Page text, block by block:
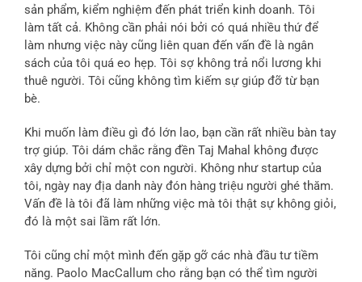
sản phẩm, kiểm nghiệm đến phát triển kinh doanh. Tôi
làm tất cả. Không cần phải nói bởi có quá nhiều thứ để
làm nhưng việc này cũng liên quan đến vấn đề là ngân
sách của tôi quá eo hẹp. Tôi sợ không trả nổi lương khi
thuê người. Tôi cũng không tìm kiếm sự giúp đỡ từ bạn
bè.
Khi muốn làm điều gì đó lớn lao, bạn cần rất nhiều bàn tay
trợ giúp. Tôi dám chắc rằng đền Taj Mahal không được
xây dựng bởi chỉ một con người. Không như startup của
tôi, ngày nay địa danh này đón hàng triệu người ghé thăm.
Vấn đề là tôi đã làm những việc mà tôi thật sự không giỏi,
đó là một sai lầm rất lớn.
Tôi cũng chỉ một mình đến gặp gỡ các nhà đầu tư tiềm
năng. Paolo MacCallum cho rằng bạn có thể tìm người